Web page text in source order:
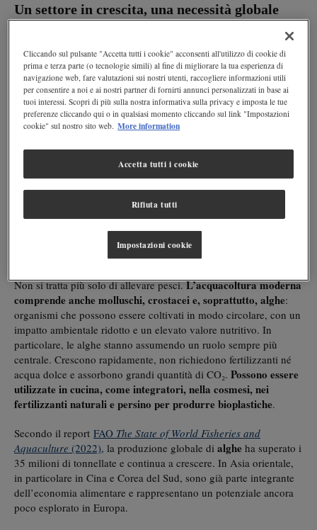
Un settore in crescita, una necessità globale
consumato nel mondo proviene da allevamenti
percentuale destinata ad aumentare nei prossimi decenni. Questo
perchéla pesca selvatica ha raggiunto i suoi limiti biologici: il
35% degli stock ittici mondiali è sovrasfruttato e molti ecosistemi
marini sono in crisi. A ciò si aggiunge la crescente richiesta
alimentare, che – secondo ilWorld Resources Institute–dovrà
globale che supererà i 9,7 miliardi di persone(ONU,World
, 2022). In questo scenario, l’acquacoltura
sostenibile emerge come una delle risposte più concrete, grazie
alla sua efficienza produttiva e alla possibilità di ridurre l’impatto
su suolo e acqua dolce rispetto alla zootecnia tradizionale.
Acquacoltura sostenibile: oltre il pesce, verso
un ecosistema virtuoso
Non si tratta più solo di allevare pesci.L’acquacoltura moderna
comprende anche molluschi, crostacei e, soprattutto, alghe:
organismi che possono essere coltivati in modo circolare, con un
impatto ambientale ridotto e un elevato valore nutritivo. In
particolare, le alghe stanno assumendo un ruolo sempre più
centrale. Crescono rapidamente, non richiedono fertilizzanti né
acqua dolce e assorbono grandi quantità di CO₂. Possono essere
utilizzate in cucina, come integratori, nella cosmesi, nei
fertilizzanti naturali e persino per produrre bioplastiche.
Secondo il report FAO The State of World Fisheries and
Aquaculture (2022), la produzione globale di alghe ha superato i
35 milioni di tonnellate e continua a crescere. In Asia orientale,
in particolare in Cina e Corea del Sud, sono già parte integrante
dell’economia alimentare e rappresentano un potenziale ancora
poco esplorato in Europa.
Cliccando sul pulsante "Accetta tutti i cookie" acconsenti all'utilizzo di cookie di
prima e terza parte (o tecnologie simili) al fine di migliorare la tua esperienza di
navigazione web, fare valutazioni sui nostri utenti, raccogliere informazioni utili
per consentire a noi e ai nostri partner di fornirti annunci personalizzati in base ai
tuoi interessi. Scopri di più sulla nostra informativa sulla privacy e imposta le tue
preferenze cliccando qui o in qualsiasi momento cliccando sul link "Impostazioni
cookie" sul nostro sito web. More information
Rifiuta tutti
Accetta tutti i cookie
Impostazioni cookie